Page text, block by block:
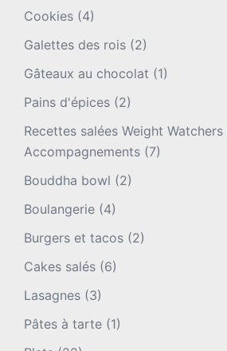
Cookies (4)
Galettes des rois (2)
Gâteaux au chocolat (1)
Pains d'épices (2)
Recettes salées Weight Watchers
Accompagnements (7)
Bouddha bowl (2)
Boulangerie (4)
Burgers et tacos (2)
Cakes salés (6)
Lasagnes (3)
Pâtes à tarte (1)